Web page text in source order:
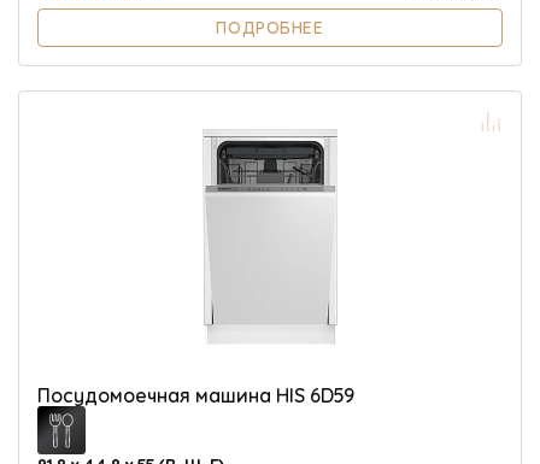
ПОДРОБНЕЕ
Посудомоечная машина HIS 6D59